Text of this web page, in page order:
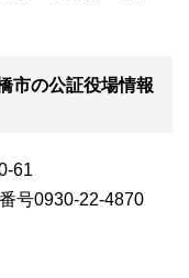
市の公証役場情報
61
号0930-22-4870